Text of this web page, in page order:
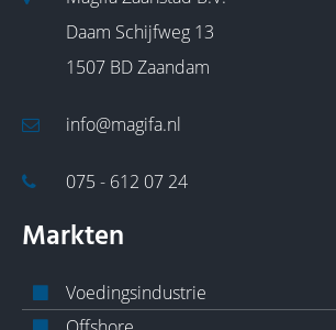
Daam Schijfweg 13
1507 BD Zaandam
info@magifa.nl
075 - 612 07 24
Markten
Voedingsindustrie